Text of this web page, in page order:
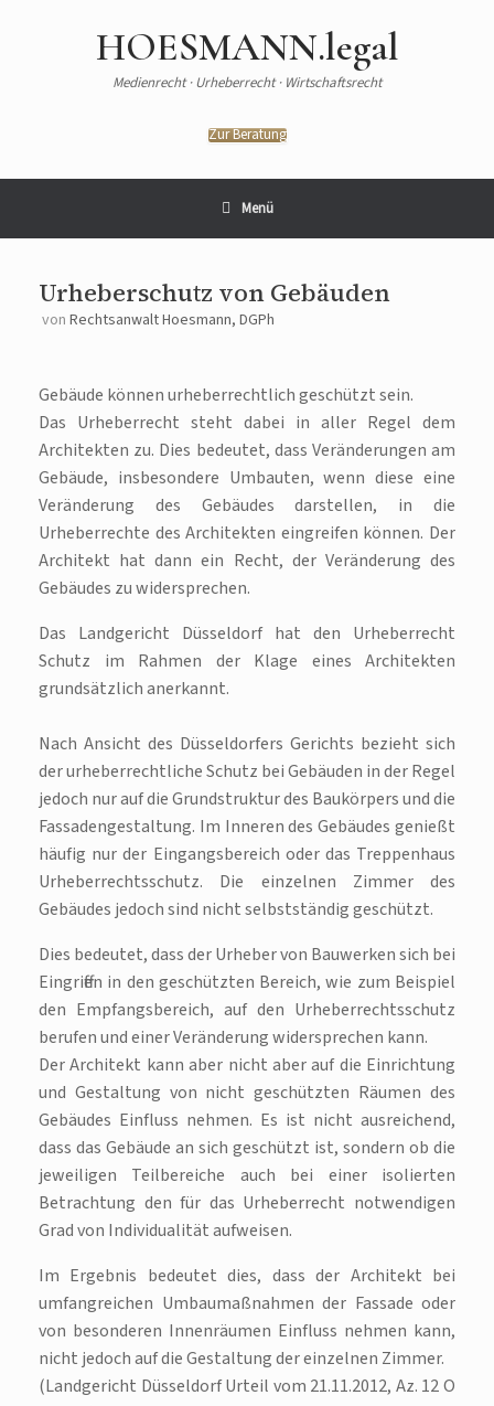
HOESMANN.legal
Medienrecht · Urheberrecht · Wirtschaftsrecht
Zur Beratung
Menü
Urheberschutz von Gebäuden
von Rechtsanwalt Hoesmann, DGPh
Gebäude können urheberrechtlich geschützt sein.
Das Urheberrecht steht dabei in aller Regel dem
Architekten zu. Dies bedeutet, dass Veränderungen am
Gebäude, insbesondere Umbauten, wenn diese eine
Veränderung des Gebäudes darstellen, in die
Urheberrechte des Architekten eingreifen können. Der
Architekt hat dann ein Recht, der Veränderung des
Gebäudes zu widersprechen.
Das Landgericht Düsseldorf hat den Urheberrecht
Schutz im Rahmen der Klage eines Architekten
grundsätzlich anerkannt.
Nach Ansicht des Düsseldorfers Gerichts bezieht sich
der urheberrechtliche Schutz bei Gebäuden in der Regel
jedoch nur auf die Grundstruktur des Baukörpers und die
Fassadengestaltung. Im Inneren des Gebäudes genießt
häufig nur der Eingangsbereich oder das Treppenhaus
Urheberrechtsschutz. Die einzelnen Zimmer des
Gebäudes jedoch sind nicht selbstständig geschützt.
Dies bedeutet, dass der Urheber von Bauwerken sich bei
Eingriffen in den geschützten Bereich, wie zum Beispiel
den Empfangsbereich, auf den Urheberrechtsschutz
berufen und einer Veränderung widersprechen kann.
Der Architekt kann aber nicht aber auf die Einrichtung
und Gestaltung von nicht geschützten Räumen des
Gebäudes Einfluss nehmen. Es ist nicht ausreichend,
dass das Gebäude an sich geschützt ist, sondern ob die
jeweiligen Teilbereiche auch bei einer isolierten
Betrachtung den für das Urheberrecht notwendigen
Grad von Individualität aufweisen.
Im Ergebnis bedeutet dies, dass der Architekt bei
umfangreichen Umbaumaßnahmen der Fassade oder
von besonderen Innenräumen Einfluss nehmen kann,
nicht jedoch auf die Gestaltung der einzelnen Zimmer.
(Landgericht Düsseldorf Urteil vom 21.11.2012, Az. 12 O